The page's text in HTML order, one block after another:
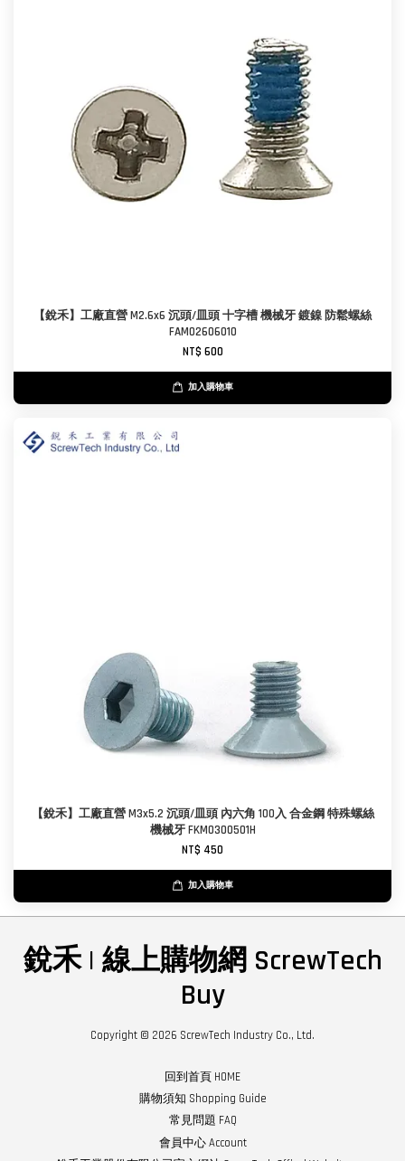
【銳禾】工廠直營 M2.6x6 沉頭/皿頭 十字槽 機械牙 鍍鎳 防鬆螺絲
FAM0260601O
NT$ 600
加入購物車
【銳禾】工廠直營 M3x5.2 沉頭/皿頭 內六角 100入 合金鋼 特殊螺絲
機械牙 FKM0300501H
NT$ 450
加入購物車
銳禾 | 線上購物網 ScrewTech
Buy
Copyright © 2026 ScrewTech Industry Co., Ltd.
回到首頁 HOME
購物須知 Shopping Guide
常見問題 FAQ
會員中心 Account